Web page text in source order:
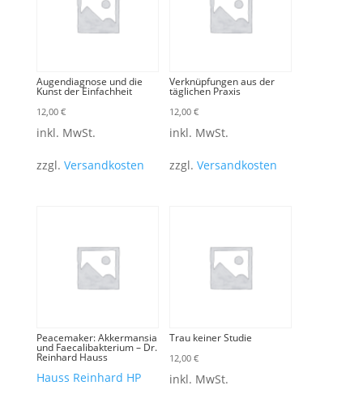
Augendiagnose und die
Kunst der Einfachheit
12,00 €
inkl. MwSt.
zzgl. Versandkosten
Verknüpfungen aus der
täglichen Praxis
12,00 €
inkl. MwSt.
zzgl. Versandkosten
Peacemaker: Akkermansia
und Faecalibakterium – Dr.
Reinhard Hauss
Hauss Reinhard HP
Trau keiner Studie
12,00 €
inkl. MwSt.